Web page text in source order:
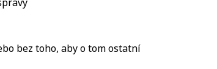
bez toho, aby o tom ostatní